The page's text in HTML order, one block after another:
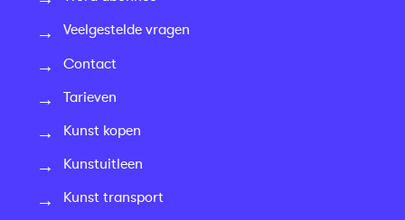
Veelgestelde vragen
Contact
Tarieven
Kunst kopen
Kunstuitleen
Kunst transport